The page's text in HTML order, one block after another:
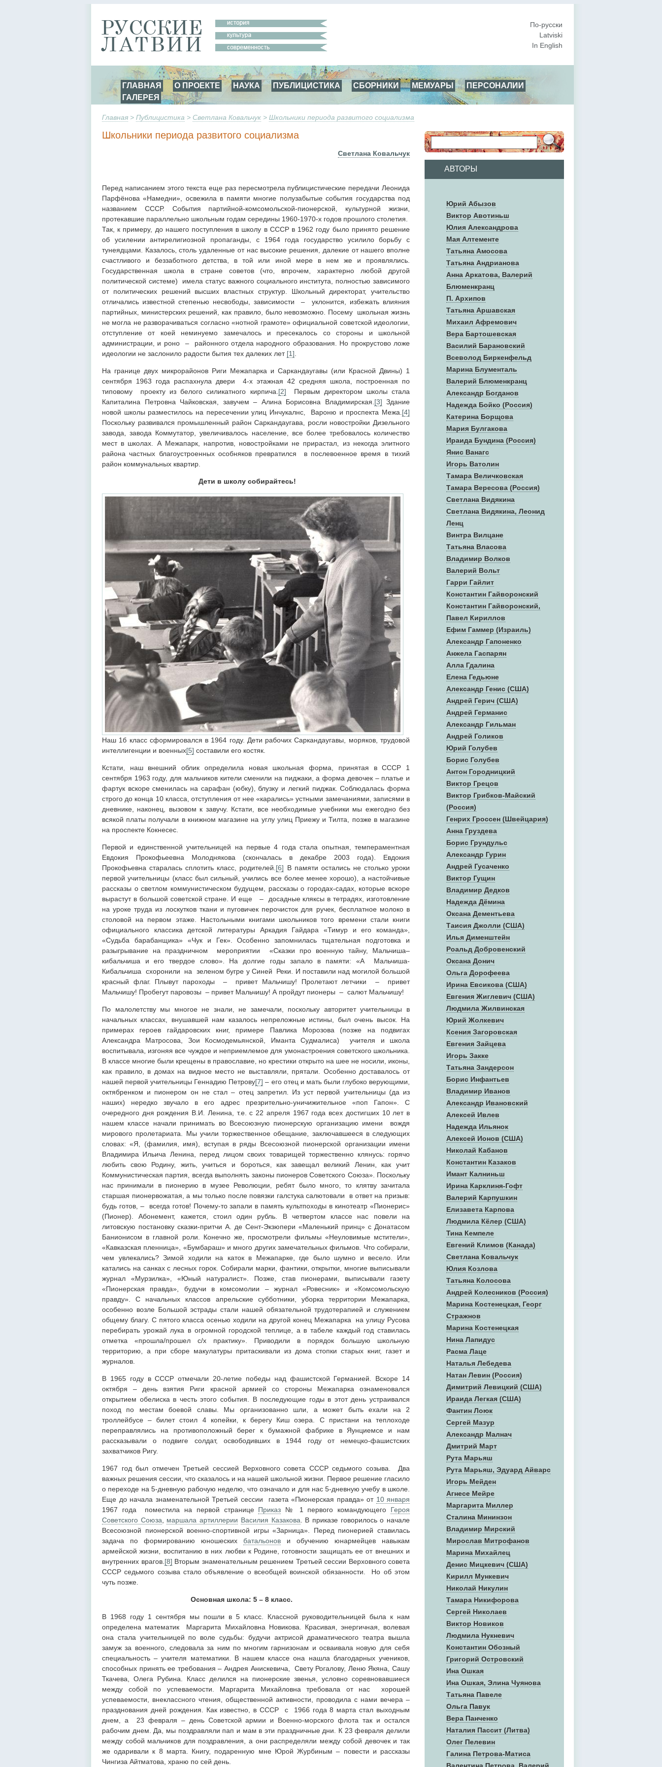
По-русски
Latviski
In English
ГЛАВНАЯ О ПРОЕКТЕ НАУКА ПУБЛИЦИСТИКА СБОРНИКИ МЕМУАРЫ
ПЕРСОНАЛИИ
ГАЛЕРЕЯ
Главная > Публицистика > Светлана Ковальчук > Школьники периода развитого социализма
АВТОРЫ
Юрий Абызов
Виктор Авотиньш
Юлия Александрова
Мая Алтементе
Татьяна Амосова
Татьяна Андрианова
Анна Аркатова, Валерий
Блюменкранц
П. Архипов
Татьяна Аршавская
Михаил Афремович
Вера Бартошевская
Василий Барановский
Всеволод Биркенфельд
Марина Блументаль
Валерий Блюменкранц
Александр Богданов
Надежда Бойко (Россия)
Катерина Борщова
Мария Булгакова
Ираида Бундина (Россия)
Янис Ванагс
Игорь Ватолин
Тамара Величковская
Тамара Вересова (Россия)
Светлана Видякина
Светлана Видякина, Леонид
Ленц
Винтра Вилцане
Татьяна Власова
Владимир Волков
Валерий Вольт
Гарри Гайлит
Константин Гайворонский
Константин Гайворонский,
Павел Кириллов
Ефим Гаммер (Израиль)
Александр Гапоненко
Анжела Гаспарян
Алла Гдалина
Елена Гедьюне
Александр Генис (США)
Андрей Герич (США)
Андрей Германис
Александр Гильман
Андрей Голиков
Юрий Голубев
Борис Голубев
Антон Городницкий
Виктор Грецов
Виктор Грибков-Майский
(Россия)
Генрих Гроссен (Швейцария)
Анна Груздева
Борис Грундульс
Александр Гурин
Андрей Гусаченко
Виктор Гущин
Владимир Дедков
Надежда Дёмина
Оксана Дементьева
Таисия Джолли (США)
Илья Дименштейн
Роальд Добровенский
Оксана Донич
Ольга Дорофеева
Ирина Евсикова (США)
Евгения Жиглевич (США)
Людмила Жилвинская
Юрий Жолкевич
Ксения Загоровская
Евгения Зайцева
Игорь Закке
Татьяна Зандерсон
Борис Инфантьев
Владимир Иванов
Александр Ивановский
Алексей Ивлев
Надежда Ильянок
Алексей Ионов (США)
Николай Кабанов
Константин Казаков
Имант Калниньш
Ирина Карклиня-Гофт
Валерий Карпушкин
Елизавета Карпова
Людмила Кёлер (США)
Тина Кемпеле
Евгений Климов (Канада)
Светлана Ковальчук
Юлия Козлова
Татьяна Колосова
Андрей Колесников (Россия)
Марина Костенецкая, Георг
Стражнов
Марина Костенецкая
Нина Лапидус
Расма Лаце
Наталья Лебедева
Натан Левин (Россия)
Димитрий Левицкий (США)
Ираида Легкая (США)
Фантин Лоюк
Сергей Мазур
Александр Малнач
Дмитрий Март
Рута Марьяш
Рута Марьяш, Эдуард Айварс
Игорь Мейден
Агнесе Мейре
Маргарита Миллер
Сталина Мининзон
Владимир Мирский
Мирослав Митрофанов
Марина Михайлец
Денис Mицкевич (США)
Кирилл Мункевич
Николай Никулин
Тамара Никифорова
Сергей Николаев
Виктор Новиков
Людмила Нукневич
Константин Обозный
Григорий Островский
Ина Ошкая
Ина Ошкая, Элина Чуянова
Татьяна Павеле
Ольга Павук
Вера Панченко
Наталия Пассит (Литва)
Олег Пелевин
Галина Петрова-Матиса
Школьники периода развитого социализма
Светлана Ковальчук
Перед написанием этого текста еще раз пересмотрела публицистические передачи Леонида
Парфёнова «Намедни», освежила в памяти многие полузабытые события государства под
названием СССР. События партийной-комсомольской-пионерской, культурной жизни,
протекавшие параллельно школьным годам середины 1960-1970-х годов прошлого столетия.
Так, к примеру, до нашего поступления в школу в СССР в 1962 году было принято решение
об усилении антирелигиозной пропаганды, с 1964 года государство усилило борьбу с
тунеядцами. Казалось, столь удаленные от нас высокие решения, далекие от нашего вполне
счастливого и беззаботного детства, в той или иной мере в нем же и проявлялись.
Государственная школа в стране советов (что, впрочем, характерно любой другой
политической системе) имела статус важного социального института, полностью зависимого
от политических решений высших властных структур. Школьный директорат, учительство
отличались известной степенью несвободы, зависимости – уклонится, избежать влияния
партийных, министерских решений, как правило, было невозможно. Посему школьная жизнь
не могла не разворачиваться согласно «нотной грамоте» официальной советской идеологии,
отступление от коей неминуемо замечалось и пресекалось со стороны и школьной
администрации, и роно – районного отдела народного образования. Но прокрустово ложе
идеологии не заслонило радости бытия тех далеких лет [1].
На границе двух микрорайонов Риги Межапарка и Саркандаугавы (или Красной Двины) 1
сентября 1963 года распахнула двери 4-х этажная 42 средняя школа, построенная по
типовому проекту из белого силикатного кирпича.[2] Первым директором школы стала
Капиталина Петровна Чайковская, завучем – Алина Борисовна Владимирская.[3] Здание
новой школы разместилось на пересечении улиц Инчукалнс, Вароню и проспекта Межа.[4]
Поскольку развивался промышленный район Саркандаугава, росли новостройки Дизельного
завода, завода Коммутатор, увеличивалось население, все более требовалось количество
мест в школах. А Межапарк, напротив, новостройками не прирастал, из некогда элитного
района частных благоустроенных особняков превратился в послевоенное время в тихий
район коммунальных квартир.
Дети в школу собирайтесь!
Наш 1б класс сформировался в 1964 году. Дети рабочих Саркандаугавы, моряков, трудовой
интеллигенции и военных[5] составили его костяк.
Кстати, наш внешний облик определила новая школьная форма, принятая в СССР 1
сентября 1963 году, для мальчиков кители сменили на пиджаки, а форма девочек – платье и
фартук вскоре сменилась на сарафан (юбку), блузку и легкий пиджак. Соблюдалась форма
строго до конца 10 класса, отступления от нее «карались» устными замечаниями, записями в
дневнике, наконец, вызовом к завучу. Кстати, все необходимые учебники мы ежегодно без
всякой платы получали в книжном магазине на углу улиц Приежу и Тилта, позже в магазине
на проспекте Кокнесес.
Первой и единственной учительницей на первые 4 года стала опытная, темпераментная
Евдокия Прокофьеевна Молоднякова (скончалась в декабре 2003 года). Евдокия
Прокофьевна старалась сплотить класс, родителей.[6] В памяти остались не столько уроки
первой учительницы (класс был сильный, учились все более менее хорошо), а настойчивые
рассказы о светлом коммунистическом будущем, рассказы о городах-садах, которые вскоре
вырастут в большой советской стране. И еще – досадные кляксы в тетрадях, изготовление
на уроке труда из лоскутков ткани и пуговичек перочисток для ручек, бесплатное молоко в
столовой на первом этаже. Настольными книгами школьников того времени стали книги
официального классика детской литературы Аркадия Гайдара «Тимур и его команда»,
«Судьба барабанщика» «Чук и Гек». Особенно запомнилась тщательная подготовка и
разыгрывание на праздничном мероприятии «Сказки про военную тайну, Мальчиша–
кибальчиша и его твердое слово». На долгие годы запало в памяти: «А Мальчиша-
Кибальчиша схоронили на зеленом бугре у Синей Реки. И поставили над могилой большой
красный флаг. Плывут пароходы – привет Мальчишу! Пролетают летчики – привет
Мальчишу! Пробегут паровозы – привет Мальчишу! А пройдут пионеры – салют Мальчишу!
По малолетству мы многое не знали, не замечали, поскольку авторитет учительницы в
начальных классах, внушавшей нам казалось непреложные истины, был очень высок. На
примерах героев гайдаровских книг, примере Павлика Морозова (позже на подвигах
Александра Матросова, Зои Космодемьянской, Иманта Судмалиса) учителя и школа
воспитывала, изгоняя все чуждое и неприемлемое для умонастроения советского школьника.
В классе многие были крещены в православие, но крестики открыто на шее не носили, иконы,
как правило, в домах на видное место не выставляли, прятали. Особенно доставалось от
нашей первой учительницы Геннадию Петрову[7] – его отец и мать были глубоко верующими,
октябренком и пионером он не стал – отец запретил. Из уст первой учительницы (да из
наших) нередко звучало в его адрес презрительно-уничижительное «поп Гапон». С
очередного дня рождения В.И. Ленина, т.е. с 22 апреля 1967 года всех достигших 10 лет в
нашем классе начали принимать во Всесоюзную пионерскую организацию имени вождя
мирового пролетариата. Мы учили торжественное обещание, заключавшееся в следующих
словах: «Я, (фамилия, имя), вступая в ряды Всесоюзной пионерской организации имени
Владимира Ильича Ленина, перед лицом своих товарищей торжественно клянусь: горячо
любить свою Родину, жить, учиться и бороться, как завещал великий Ленин, как учит
Коммунистическая партия, всегда выполнять законы пионеров Советского Союза». Поскольку
нас принимали в пионерию в музее Революции, ребят было много, то клятву зачитала
старшая пионервожатая, а мы только после повязки галстука салютовали в ответ на призыв:
будь готов, – всегда готов! Почему-то запали в память культпоходы в кинотеатр «Пионерис»
(Пионер). Абонемент, кажется, стоил один рубль. В четвертом классе нас повели на
литовскую постановку сказки-притчи А. де Сент-Экзюпери «Маленький принц» с Донатасом
Банионисом в главной роли. Конечно же, просмотрели фильмы «Неуловимые мстители»,
«Кавказская пленница», «Бумбараш» и много других замечательных фильмов. Что собирали,
чем увлекались? Зимой ходили на каток в Межапарке, где было шумно и весело. Или
катались на санках с лесных горок. Собирали марки, фантики, открытки, многие выписывали
журнал «Мурзилка», «Юный натуралист». Позже, став пионерами, выписывали газету
«Пионерская правда», будучи в комсомолии – журнал «Ровесник» и «Комсомольскую
правду». С начальных классов апрельские субботники, уборка территории Межапарка,
особенно возле Большой эстрады стали нашей обязательной трудотерапией и служением
общему благу. С пятого класса осенью ходили на другой конец Межапарка на улицу Русова
перебирать урожай лука в огромной городской теплице, а в табеле каждый год ставилась
отметка «прошла/прошел с/х практику». Приводили в порядок большую школьную
территорию, а при сборе макулатуры притаскивали из дома стопки старых книг, газет и
журналов.
В 1965 году в СССР отмечали 20-летие победы над фашистской Германией. Вскоре 14
октября – день взятия Риги красной армией со стороны Межапарка ознаменовался
открытием обелиска в честь этого события. В последующие годы в этот день устраивался
поход по местам боевой славы. Мы организованно шли, а может быть ехали на 2
троллейбусе – билет стоил 4 копейки, к берегу Киш озера. С пристани на теплоходе
переправлялись на противоположный берег к бумажной фабрике в Яунциемсе и нам
рассказывали о подвиге солдат, освободивших в 1944 году от немецко-фашистских
захватчиков Ригу.
1967 год был отмечен Третьей сессией Верховного совета СССР седьмого созыва. Два
важных решения сессии, что сказалось и на нашей школьной жизни. Первое решение гласило
о переходе на 5-дневную рабочую неделю, что означало и для нас 5-дневную учебу в школе.
Еще до начала знаменательной Третьей сессии газета «Пионерская правда» от 10 января
1967 года поместила на первой странице Приказ № 1 первого командующего Героя
Советского Союза, маршала артиллерии Василия Казакова. В приказе говорилось о начале
Всесоюзной пионерской военно-спортивной игры «Зарница».
Перед пионерией ставилась
задача по формированию юношеских батальонов и обучению юнармейцев навыкам
армейской жизни, воспитанию в них любви к Родине, готовности защищать ее от внешних и
внутренних врагов.[8] Вторым знаменательным решением Третьей сессии Верховного совета
СССР седьмого созыва стало объявление о всеобщей воинской обязанности. Но об этом
чуть позже.
Основная школа: 5 – 8 класс.
В 1968 году 1 сентября мы пошли в 5 класс. Классной руководительницей была к нам
определена математик Маргарита Михайловна Новикова. Красивая, энергичная, волевая
она стала учительницей по воле судьбы: будучи актрисой драматического театра вышла
замуж за военного, следовала за ним по многим гарнизонам и осваивала новую для себя
специальность – учителя математики. В нашем классе она нашла благодарных учеников,
способных принять ее требования – Андрея Анискевича, Свету Рогалову, Леню Якяна, Сашу
Ткачева, Олега Рубина. Класс делился на пионерские звенья, условно соревновавшиеся
между собой по успеваемости. Маргарита Михайловна требовала от нас хорошей
успеваемости, внеклассного чтения, общественной активности, проводила с нами вечера –
празднования дней рождения. Как известно, в СССР с 1966 года 8 марта стал выходным
днем, а 23 февраля – день Советской армии и Военно-морского флота так и остался
рабочим днем. Да, мы поздравляли пап и мам в эти праздничные дни. К 23 февраля делили
между собой мальчиков для поздравления, а они распределяли между собой девочек и так
же одаривали к 8 марта. Книгу, подаренную мне Юрой Журбиным – повести и рассказы
Чингиза Айтматова, храню по сей день.